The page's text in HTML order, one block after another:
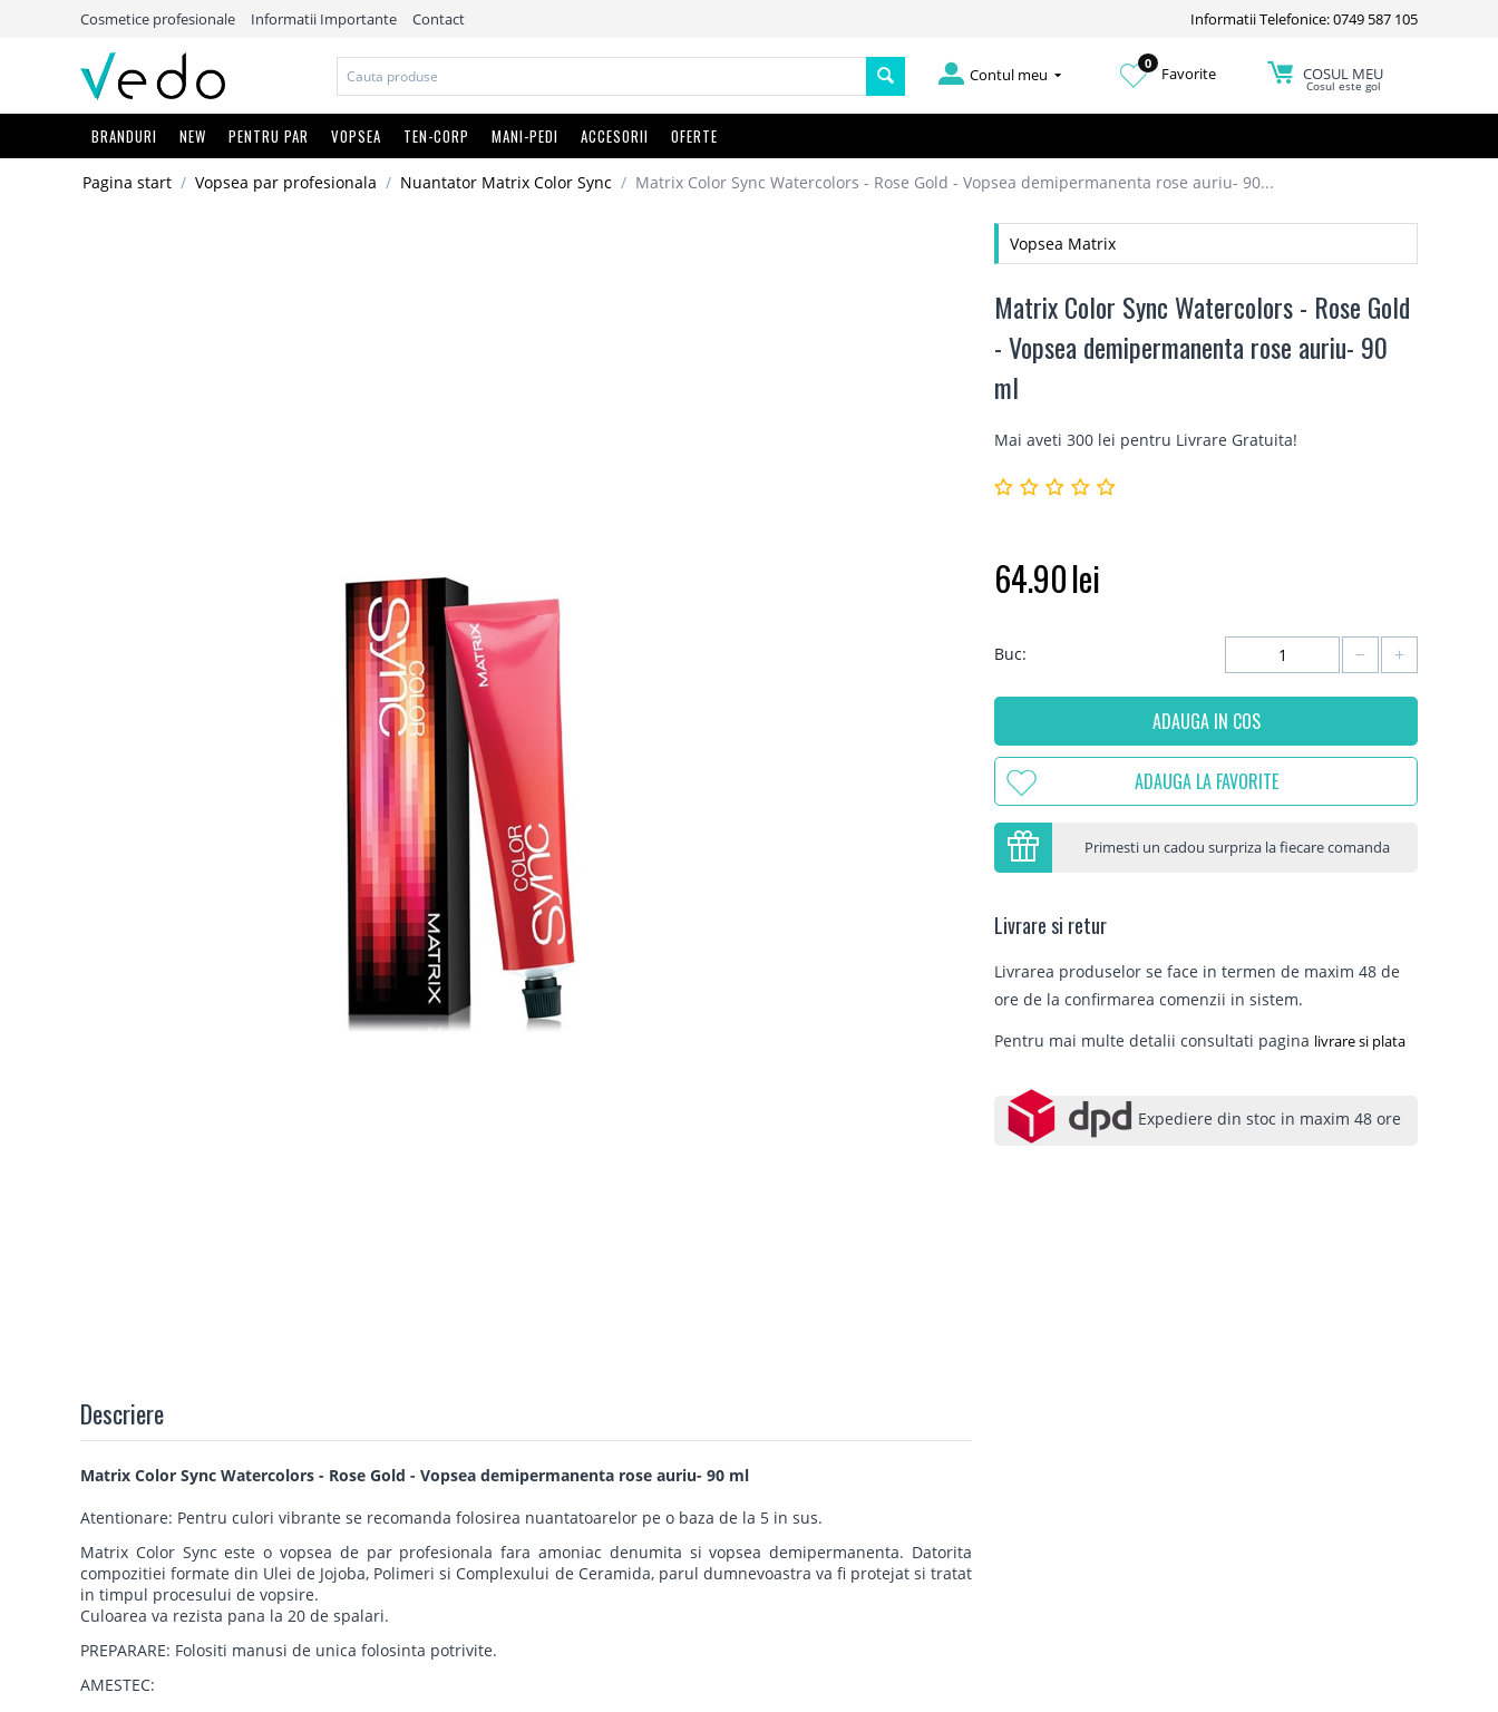
Cosmetice profesionale Informatii Importante Contact Informatii Telefonice: 0749 587 105
Contul meu
0
Favorite COSUL MEU
Cosul este gol
BRANDURI NEW PENTRU PAR VOPSEA TEN-CORP MANI-PEDI ACCESORII OFERTE
Pagina start / Vopsea par profesionala / Nuantator Matrix Color Sync / Matrix Color Sync Watercolors - Rose Gold - Vopsea demipermanenta rose auriu- 90...
Descriere
Matrix Color Sync Watercolors - Rose Gold - Vopsea demipermanenta rose auriu- 90 ml
Atentionare: Pentru culori vibrante se recomanda folosirea nuantatoarelor pe o baza de la 5 in sus.
Matrix Color Sync este o vopsea de par profesionala fara amoniac denumita si vopsea demipermanenta. Datorita
compozitiei formate din Ulei de Jojoba, Polimeri si Complexului de Ceramida, parul dumnevoastra va fi protejat si tratat
in timpul procesului de vopsire.
Culoarea va rezista pana la 20 de spalari.
PREPARARE: Folositi manusi de unica folosinta potrivite.
AMESTEC:
Vopsea Matrix
Matrix Color Sync Watercolors - Rose Gold
- Vopsea demipermanenta rose auriu- 90
ml
Mai aveti 300 lei pentru Livrare Gratuita!
64.90lei
Buc: +
−
ADAUGA IN COS
ADAUGA LA FAVORITE
Primesti un cadou surpriza la fiecare comanda
Livrare si retur
Livrarea produselor se face in termen de maxim 48 de
ore de la confirmarea comenzii in sistem.
Pentru mai multe detalii consultati pagina livrare si plata
Expediere din stoc in maxim 48 ore